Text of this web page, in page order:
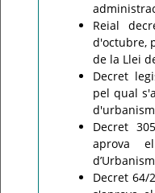
Reial
d'octubre,
de la Llei
Decret
pel qual
Decret
aprova
Decret 64/